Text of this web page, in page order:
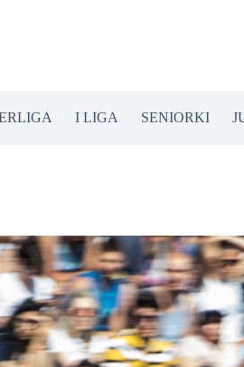
I LIGA SENIORKI